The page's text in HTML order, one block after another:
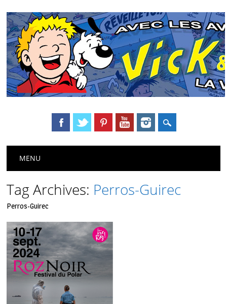
Main menu
MENU
Tag Archives: Perros-Guirec
Perros-Guirec